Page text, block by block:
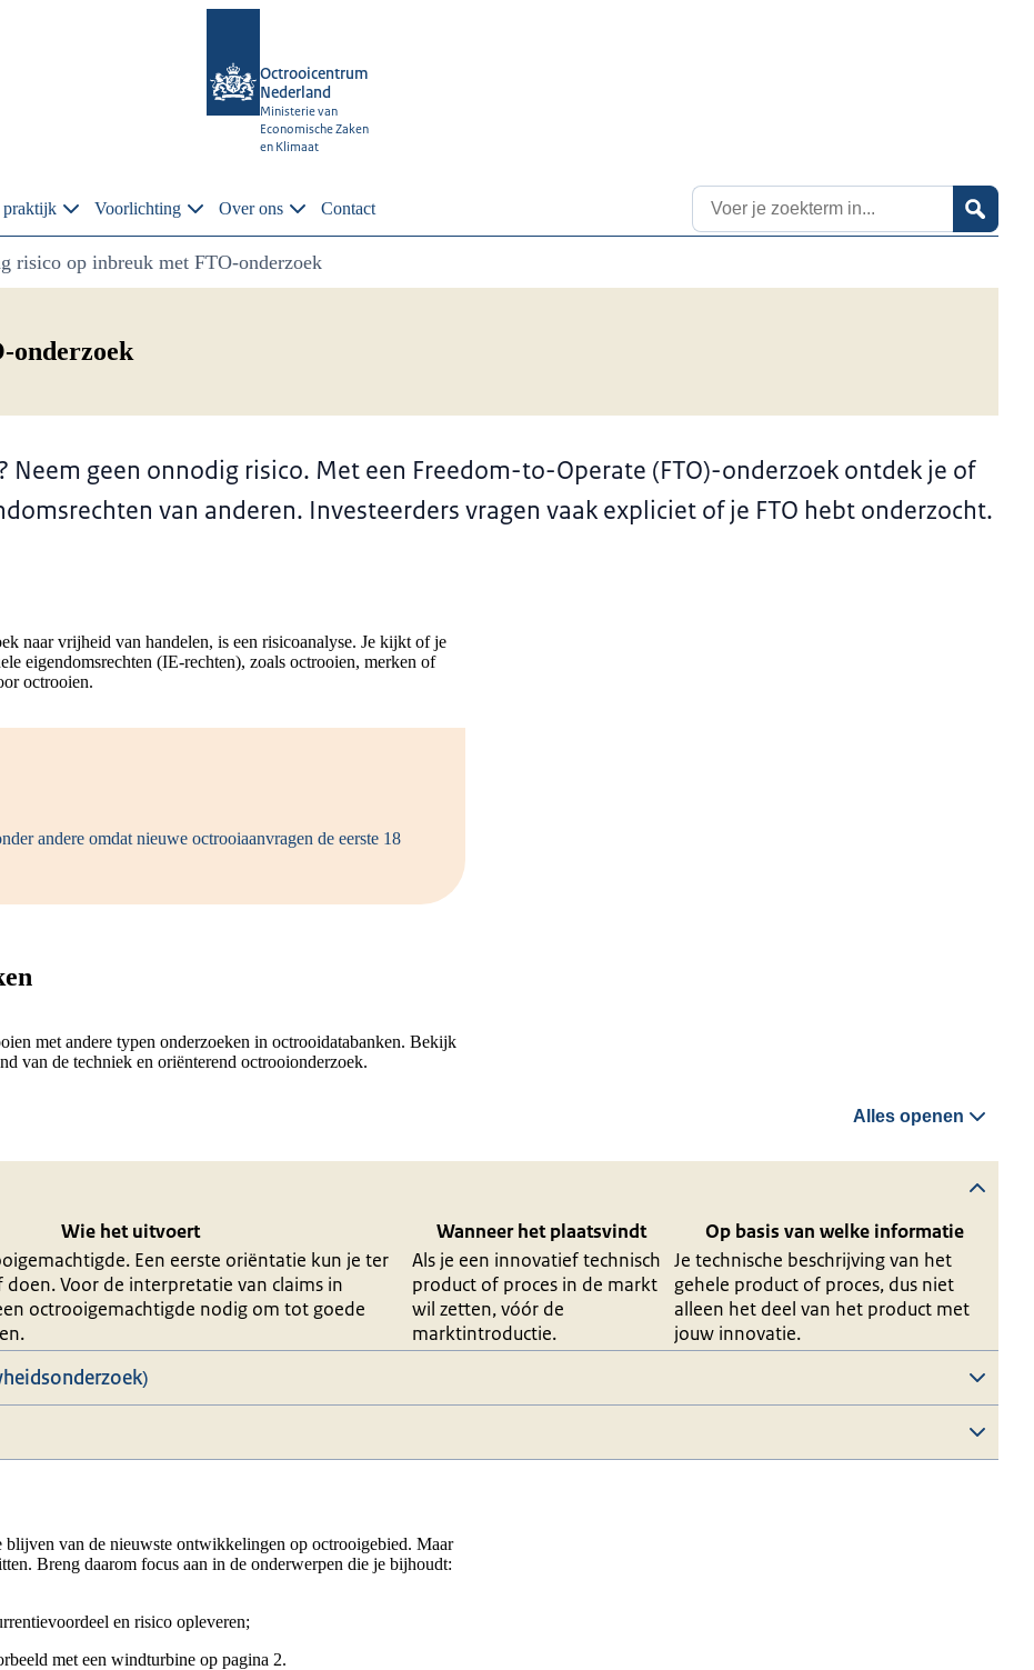
Octrooicentrum
Nederland
Ministerie van
Economische Zaken
en Klimaat
praktijk Voorlichting Over ons Contact Zoekresultaten
risico op inbreuk met FTO-onderzoek
onderzoek
naar vrijheid van handelen, is een risicoanalyse. Je kijkt of je
eigendomsrechten (IE-rechten), zoals octrooien, merken of
octrooien.
andere omdat nieuwe octrooiaanvragen de eerste 18
met andere typen onderzoeken in octrooidatabanken. Bekijk
van de techniek en oriënterend octrooionderzoek.
Alles openen
Wie het uitvoert Wanneer het plaatsvindt
Op basis van welke informatie
Een eerste oriëntatie kun je ter
Voor de interpretatie van claims in
octrooigemachtigde nodig om tot goede
Als je een innovatief technisch
product of proces in de markt
wil zetten, vóór de
marktintroductie.
Je technische beschrijving van het
gehele product of proces, dus niet
alleen het deel van het product met
jouw innovatie.
van de nieuwste ontwikkelingen op octrooigebied. Maar
Breng daarom focus aan in de onderwerpen die je bijhoudt:
en risico opleveren;
met een windturbine op pagina 2.
geen onnodig risico. Met een Freedom-to-Operate (FTO)-onderzoek ontdek je of
van anderen. Investeerders vragen vaak expliciet of je FTO hebt onderzocht.